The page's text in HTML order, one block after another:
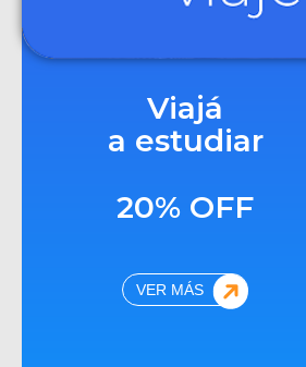
Viajá
a estudiar
20% OFF
VER MÁS